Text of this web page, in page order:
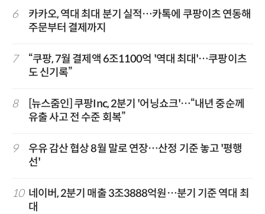
6
카카오, 역대 최대 분기 실적…카톡에 쿠팡이츠 연동해
주문부터 결제까지
7
“쿠팡, 7월 결제액 6조1100억 '역대 최대'…쿠팡이츠
도 신기록”
8
[뉴스줌인] 쿠팡Inc, 2분기 '어닝쇼크'…“내년 중순께
유출 사고 전 수준 회복”
9
우유 감산 협상 8월 말로 연장…산정 기준 놓고 '평행
선'
10 네이버, 2분기 매출 3조3888억원…분기 기준 역대 최
대